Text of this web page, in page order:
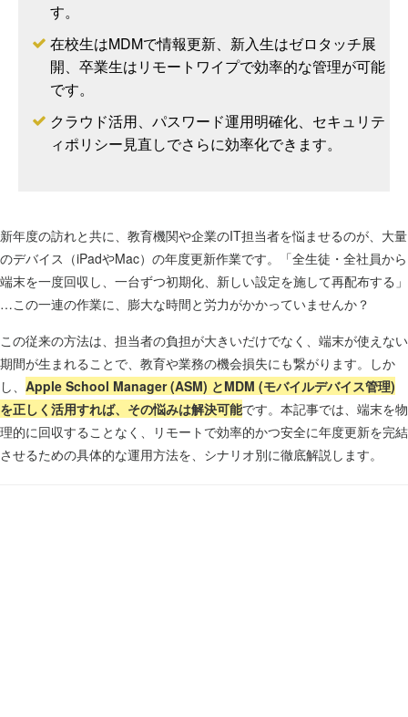
す。
在校生はMDMで情報更新、新入生はゼロタッチ展
開、卒業生はリモートワイプで効率的な管理が可能
です。
クラウド活用、パスワード運用明確化、セキュリテ
ィポリシー見直しでさらに効率化できます。
新年度の訪れと共に、教育機関や企業のIT担当者を悩ませるのが、大量
のデバイス（iPadやMac）の年度更新作業です。「全生徒・全社員から
端末を一度回収し、一台ずつ初期化、新しい設定を施して再配布する」
…この一連の作業に、膨大な時間と労力がかかっていませんか？
この従来の方法は、担当者の負担が大きいだけでなく、端末が使えない
期間が生まれることで、教育や業務の機会損失にも繋がります。しか
し、 Apple School Manager (ASM) とMDM (モバイルデバイス管理)
を正しく活用すれば、その悩みは解決可能です。本記事では、端末を物
理的に回収することなく、リモートで効率的かつ安全に年度更新を完結
させるための具体的な運用方法を、シナリオ別に徹底解説します。